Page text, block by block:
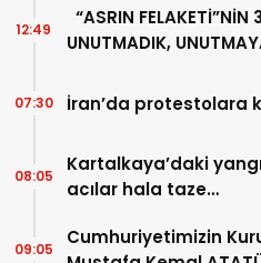
“ASRIN FELAKETİ”NİN
UNUTMADIK,
12:49
İran’da protestolara
07:30
Kartalkaya’daki
acılar hala taze…
08:05
Cumhuriyetimizin
09:05